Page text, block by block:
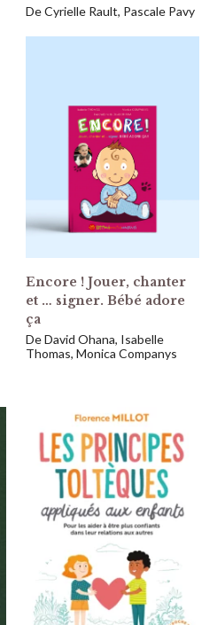
De Cyrielle Rault, Pascale Pavy
Encore ! Jouer, chanter
et … signer. Bébé adore
ça
De David Ohana, Isabelle
Thomas, Monica Companys